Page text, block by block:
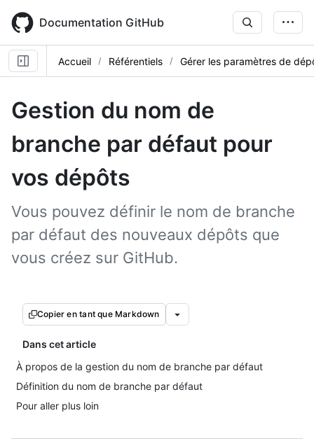
main
content
Documentation GitHub
Accueil Référentiels Gérer les paramètres de
Gestion du nom de
branche par défaut pour
vos dépôts
Vous pouvez définir le nom de branche
par défaut des nouveaux dépôts que
vous créez sur GitHub.
Copier en tant que Markdown
Dans cet article
À propos de la gestion du nom de branche par défaut
Définition du nom de branche par défaut
Pour aller plus loin